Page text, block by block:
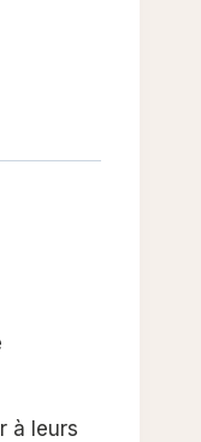
à leurs